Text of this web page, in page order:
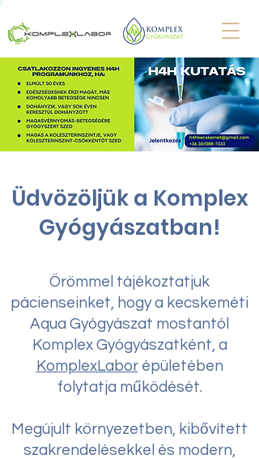
Üdvözöljük a Komplex
Gyógyászatban!
Örömmel tájékoztatjuk
pácienseinket, hogy a kecskeméti
Aqua Gyógyászat mostantól
Komplex Gyógyászatként, a
KomplexLaborépületében
folytatja működését.
Megújult környezetben, kibővített
szakrendelésekkel és modern,